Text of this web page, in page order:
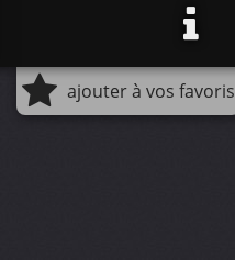
ajouter à vos favoris